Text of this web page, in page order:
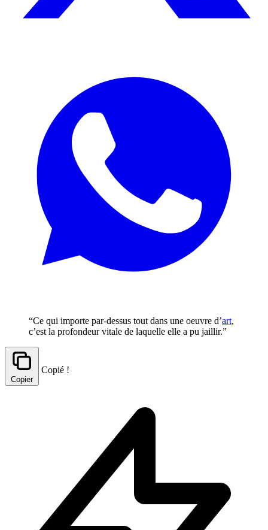
“Ce qui importe par-dessus tout dans une oeuvre d’art,
c’est la profondeur vitale de laquelle elle a pu jaillir.”
Copier
Copié !